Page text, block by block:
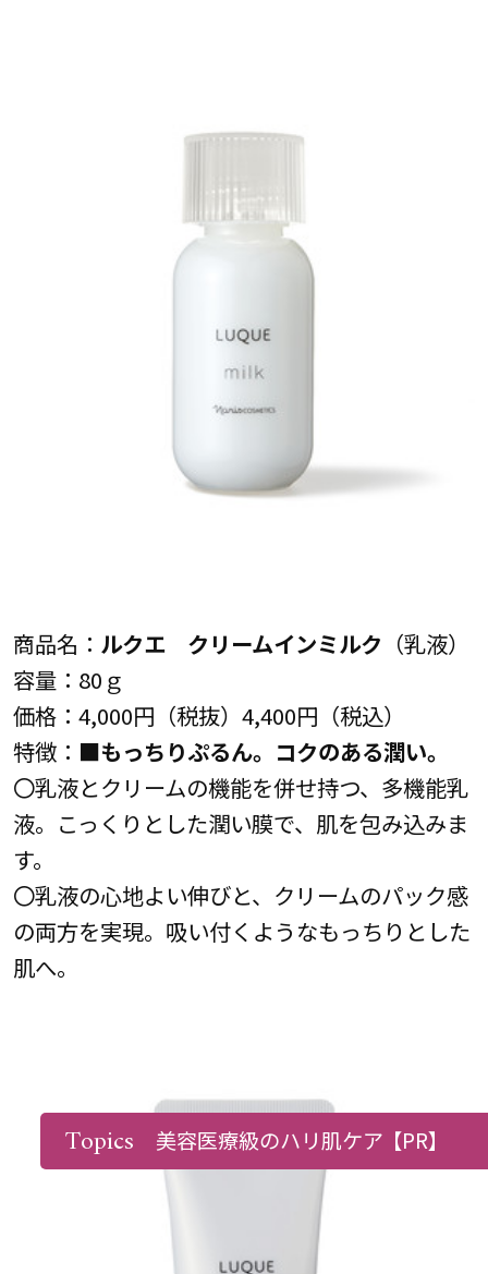
商品名： ルクエ クリームインミルク （乳液）
容量：80ｇ
価格：4,000円（税抜）4,400円（税込）
特徴：■もっちりぷるん。コクのある潤い。
〇乳液とクリームの機能を併せ持つ、多機能乳
液。こっくりとした潤い膜で、肌を包み込みま
す。
〇乳液の心地よい伸びと、クリームのパック感
の両方を実現。吸い付くようなもっちりとした
肌へ。
Topics 美容医療級のハリ肌ケア【PR】